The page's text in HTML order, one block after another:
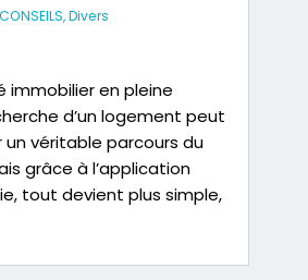
CONSEILS,Divers
immobilier en pleine
d’un logement peut
véritable parcours du
grâce à l’application
tout devient plus simple,